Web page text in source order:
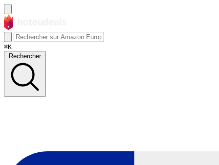
⌘K
Rechercher